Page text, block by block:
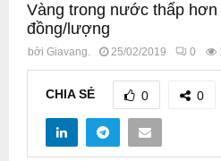
Vàng trong nước thấp
đồng/lượng
bởi Giavang. 25/02/2019 0
CHIA SẺ 0 0